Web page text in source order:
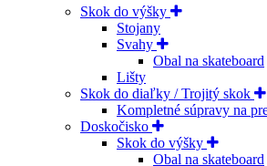
Skok do výšky
Stojany
Svahy
Obal na skateboard
Lišty
Skok do diaľky / Trojitý skok
Kompletné súpravy na
Doskočisko
Skok do výšky
Obal na skateboard